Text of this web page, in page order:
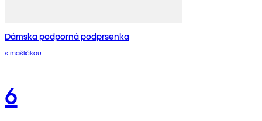
Dámska podporná podprsenka
s mašličkou
6